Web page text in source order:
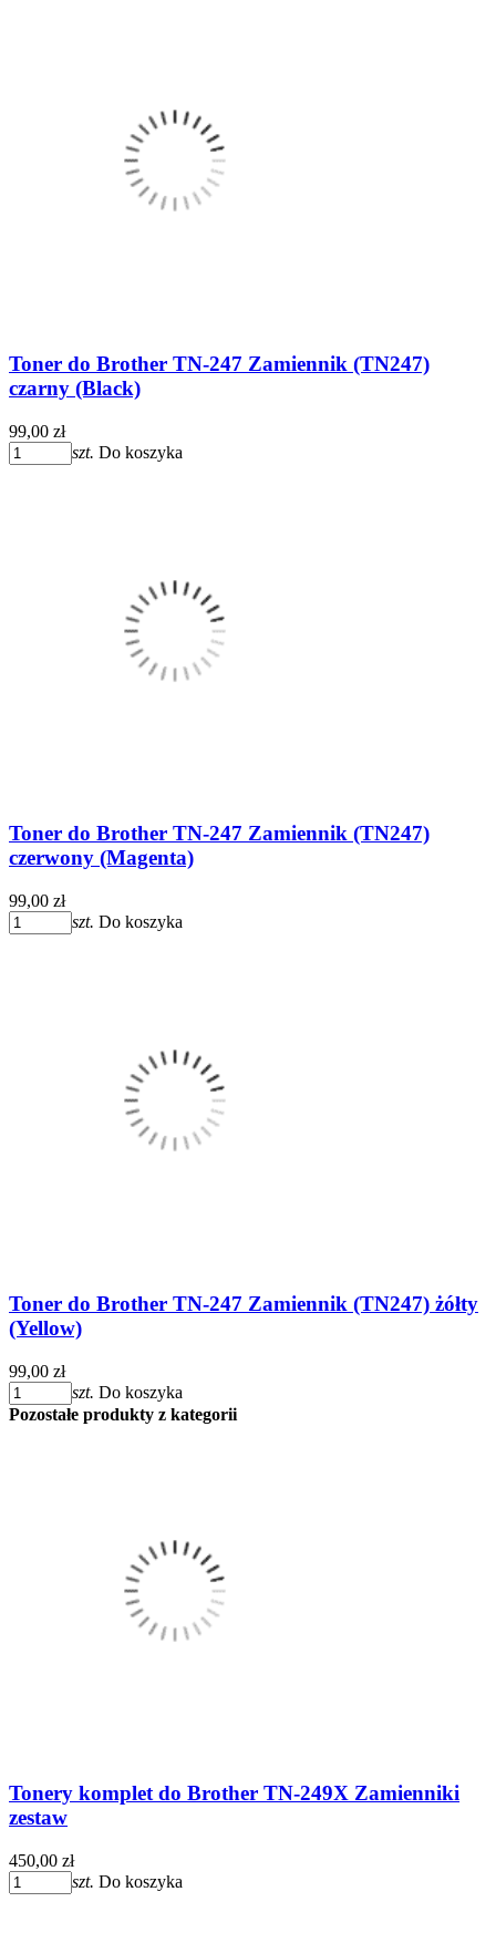
Toner do Brother TN-247 Zamiennik (TN247)
czarny (Black)
99,00 zł
szt. Do koszyka
Toner do Brother TN-247 Zamiennik (TN247)
czerwony (Magenta)
99,00 zł
szt. Do koszyka
Toner do Brother TN-247 Zamiennik (TN247) żółty
(Yellow)
99,00 zł
szt. Do koszyka
Pozostałe produkty z kategorii
Tonery komplet do Brother TN-249X Zamienniki
zestaw
450,00 zł
szt. Do koszyka